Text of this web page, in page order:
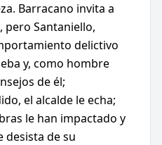
Barracano invita a
pero Santaniello,
delictivo
y, como hombre
de él;
el alcalde le echa;
le han impactado y
desista de su